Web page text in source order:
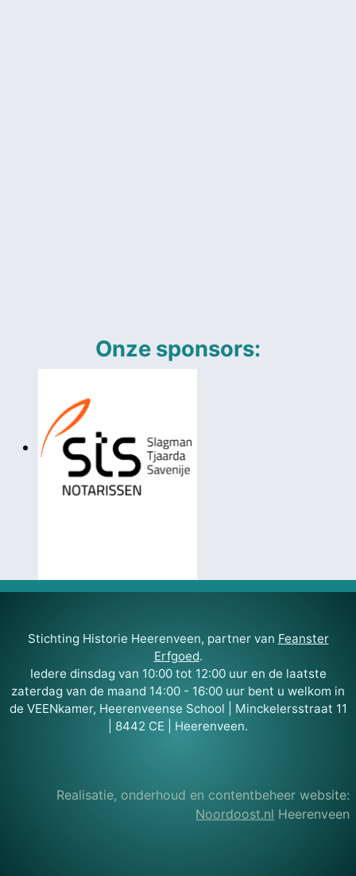
Onze sponsors:
Stichting Historie Heerenveen, partner van Feanster
Erfgoed.
Iedere dinsdag van 10:00 tot 12:00 uur en de laatste
zaterdag van de maand 14:00 - 16:00 uur bent u welkom in
de VEENkamer, Heerenveense School | Minckelersstraat 11
| 8442 CE | Heerenveen.
Realisatie, onderhoud en contentbeheer website:
Noordoost.nl Heerenveen